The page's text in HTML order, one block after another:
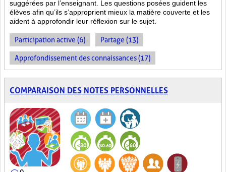
suggérées par l’enseignant. Les questions posées guident les
élèves afin qu’ils s’approprient mieux la matière couverte et les
aident à approfondir leur réflexion sur le sujet.
Participation active (6) Partage (13)
Approfondissement des connaissances (17)
COMPARAISON DES NOTES PERSONNELLES